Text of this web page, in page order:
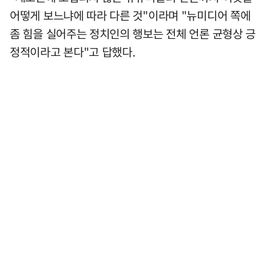
어떻게 보느냐에 따라 다른 것"이라며 "뉴미디어 쪽에
좀 힘을 실어주는 정치인의 행보는 전체 언론 균형상 긍
정적이라고 본다"고 답했다.